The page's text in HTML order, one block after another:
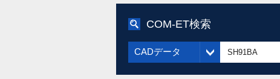
COM-ET検索
CADデータ